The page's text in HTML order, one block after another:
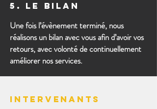
5. LE BILAN
Une fois l’évènement terminé, nous
réalisons un bilan avec vous afin d’avoir vos
retours, avec volonté de continuellement
améliorer nos services.
INTERVENANTS